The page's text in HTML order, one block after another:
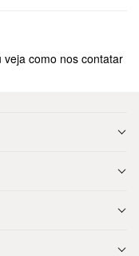
como nos contatar